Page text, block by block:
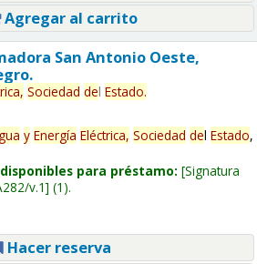
Agregar al carrito
San Antonio Oeste,
Sociedad del Estado.
y Energía Eléctrica, Sociedad del Estado,
para préstamo: Signatura
v.1 (1).
Hacer reserva